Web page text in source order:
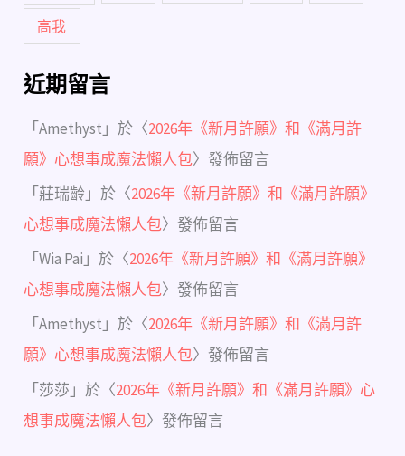
高我
近期留言
「Amethyst 」於〈2026年《新月許願》和《滿月許
願》心想事成魔法懶人包〉發佈留言
「莊瑞齡 」於〈2026年《新月許願》和《滿月許願》
心想事成魔法懶人包〉發佈留言
「Wia Pai 」於〈2026年《新月許願》和《滿月許願》
心想事成魔法懶人包〉發佈留言
「Amethyst 」於〈2026年《新月許願》和《滿月許
願》心想事成魔法懶人包〉發佈留言
「 莎莎 」於〈2026年《新月許願》和《滿月許願》心
想事成魔法懶人包〉發佈留言